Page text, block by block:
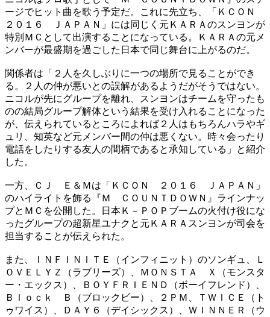
ージでヒット曲を歌う予定だ。これに先立ち、「ＫＣＯＮ
２０１６ ＪＡＰＡＮ」には同じく元ＫＡＲＡのスンヨンが
特別ＭＣとして出演することになっている。ＫＡＲＡの元メ
ンバーが最盛期を過ごした日本で同じ舞台に上がるのだ。
関係者は「２人を久しぶりに一つの場所で見ることができ
る。２人の仲が悪いとの誤解があるようだがそうではない。
ニコルが先にグループを離れ、スンヨンはチームを守ったも
のの結局グループ解体という結果を受け入れることになった
が、伝えられているところによれば２人はもちろんハラやギ
ュリ、知英など元メンバー間の仲は悪くない。時々会ったり
電話をしたりする友人の間柄であると承知している」と紹介
した。
一方、ＣＪ Ｅ＆Ｍは「ＫＣＯＮ ２０１６ ＪＡＰＡＮ」
のハイライトを飾る『Ｍ ＣＯＵＮＴＤＯＷＮ』ラインナッ
プとＭＣを公開した。日本Ｋ－ＰＯＰブームの火付け役にな
ったグループの超新星ユナクと元ＫＡＲＡスンヨンが司会を
担当することが伝えられた。
また、ＩＮＦＩＮＩＴＥ（インフィニット）のソンギュ、Ｌ
ＯＶＥＬＹＺ（ラブリーズ）、ＭＯＮＳＴＡ Ｘ（モンスタ
ー・エックス）、ＢＯＹＦＲＩＥＮＤ（ボーイフレンド）、
Ｂｌｏｃｋ Ｂ（ブロックビー）、２ＰＭ、ＴＷＩＣＥ（ト
ゥワイス）、ＤＡＹ６（デイシックス）、ＷＩＮＮＥＲ（ウ